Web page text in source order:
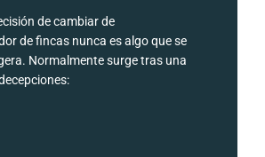
de cambiar de
de fincas nunca es algo que se
Normalmente surge tras una